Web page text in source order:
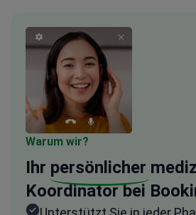
Warum wir?
Ihr persönlicher
Koordinator bei